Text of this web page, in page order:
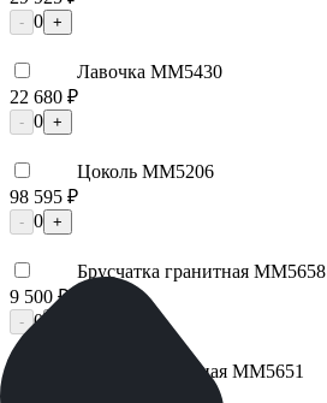
- 0 +
Лавочка ММ5430
22 680 ₽
- 0 +
Цоколь ММ5206
98 595 ₽
- 0 +
Брусчатка гранитная ММ5658
9 500 ₽
- 0
Плитка гранитная ММ5651